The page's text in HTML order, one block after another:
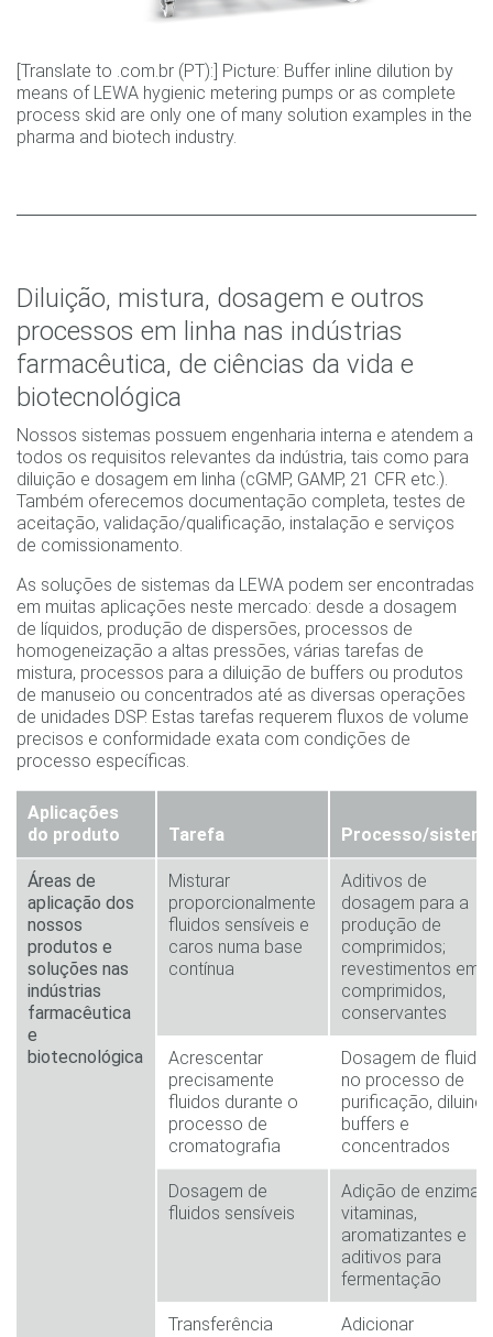
[Translate to .com.br (PT):] Picture: Buffer inline dilution by
means of LEWA hygienic metering pumps or as complete
process skid are only one of many solution examples in the
pharma and biotech industry.
Diluição, mistura, dosagem e outros
processos em linha nas indústrias
farmacêutica, de ciências da vida e
biotecnológica
Nossos sistemas possuem engenharia interna e atendem a
todos os requisitos relevantes da indústria, tais como para
diluição e dosagem em linha (cGMP, GAMP, 21 CFR etc.).
Também oferecemos documentação completa, testes de
aceitação, validação/qualificação, instalação e serviços
de comissionamento.
As soluções de sistemas da LEWA podem ser encontradas
em muitas aplicações neste mercado: desde a dosagem
de líquidos, produção de dispersões, processos de
homogeneização a altas pressões, várias tarefas de
mistura, processos para a diluição de buffers ou produtos
de manuseio ou concentrados até as diversas operações
de unidades DSP. Estas tarefas requerem fluxos de volume
precisos e conformidade exata com condições de
processo específicas.
Aplicações
do produto
Tarefa Processo/
Áreas de
aplicação dos
nossos
produtos e
soluções nas
indústrias
farmacêutica
e
biotecnológica
Misturar
proporcionalmente
fluidos sensíveis e
caros numa base
contínua
Aditivos de
dosagem para a
produção de
comprimidos;
revestimentos em
comprimidos,
conservantes
Acrescentar
precisamente
fluidos durante o
processo de
cromatografia
Dosagem de
no processo de
purificação,
buffers e
concentrados
Dosagem de
fluidos sensíveis
Adição de enzimas,
vitaminas,
aromatizantes e
aditivos para
fermentação
Transferência
Adicionar